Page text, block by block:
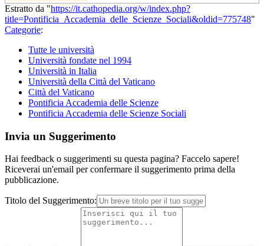
Estratto da "https://it.cathopedia.org/w/index.php?
title=Pontificia_Accademia_delle_Scienze_Sociali&oldid=775748"
Categorie:
Tutte le università
Università fondate nel 1994
Università in Italia
Università della Città del Vaticano
Città del Vaticano
Pontificia Accademia delle Scienze
Pontificia Accademia delle Scienze Sociali
Invia un Suggerimento
Hai feedback o suggerimenti su questa pagina? Faccelo sapere!
Riceverai un'email per confermare il suggerimento prima della
pubblicazione.
Titolo del Suggerimento: